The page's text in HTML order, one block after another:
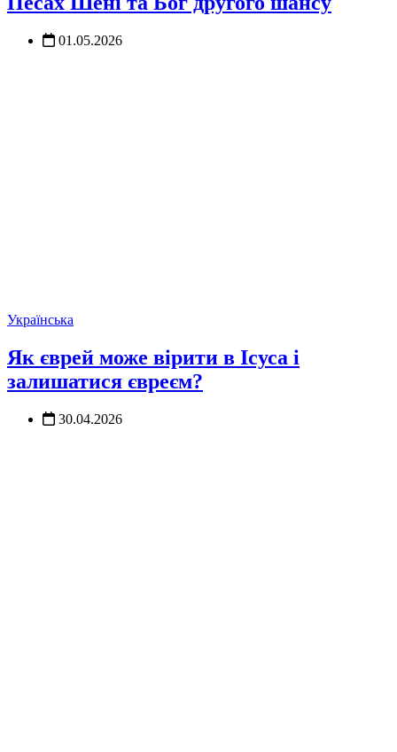
01.05.2026
Українська
Як єврей може вірити в Ісуса і
залишатися євреєм?
30.04.2026